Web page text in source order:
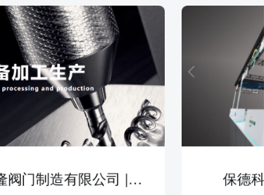
天津市博克隆阀门制造有限公司 | 机械设备 保德科